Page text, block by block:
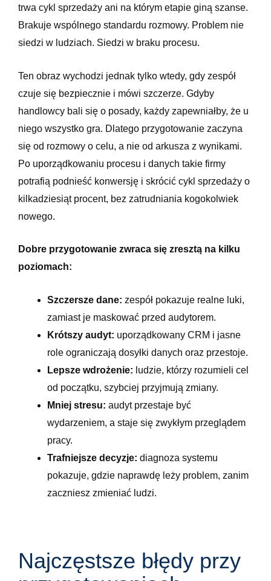
trwa cykl sprzedaży ani na którym etapie giną szanse.
Brakuje wspólnego standardu rozmowy. Problem nie
siedzi w ludziach. Siedzi w braku procesu.
Ten obraz wychodzi jednak tylko wtedy, gdy zespół
czuje się bezpiecznie i mówi szczerze. Gdyby
handlowcy bali się o posady, każdy zapewniałby, że u
niego wszystko gra. Dlatego przygotowanie zaczyna
się od rozmowy o celu, a nie od arkusza z wynikami.
Po uporządkowaniu procesu i danych takie firmy
potrafią podnieść konwersję i skrócić cykl sprzedaży o
kilkadziesiąt procent, bez zatrudniania kogokolwiek
nowego.
Dobre przygotowanie zwraca się zresztą na kilku
poziomach:
Szczersze dane: zespół pokazuje realne luki,
zamiast je maskować przed audytorem.
Krótszy audyt: uporządkowany CRM i jasne
role ograniczają dosyłki danych oraz przestoje.
Lepsze wdrożenie: ludzie, którzy rozumieli cel
od początku, szybciej przyjmują zmiany.
Mniej stresu: audyt przestaje być
wydarzeniem, a staje się zwykłym przeglądem
pracy.
Trafniejsze decyzje: diagnoza systemu
pokazuje, gdzie naprawdę leży problem, zanim
zaczniesz zmieniać ludzi.
Najczęstsze błędy przy